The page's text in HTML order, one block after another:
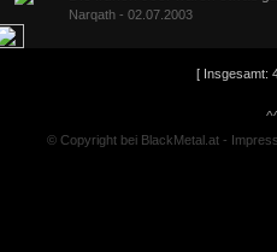
Narqath - 02.07.2003
[ Insgesamt:
© Copyright bei BlackMetal.at -